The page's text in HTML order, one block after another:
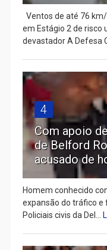
Ventos de até 76
em Estágio 2 de risco
devastador A Defesa
4
Com apoio
de Belford
acusado de
Homem conhecido
expansão do tráfico e
Policiais civis da Del...